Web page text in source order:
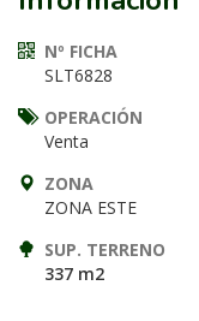
Nº FICHA
SLT6828
OPERACIÓN
Venta
ZONA
ZONA ESTE
SUP. TERRENO
337 m2